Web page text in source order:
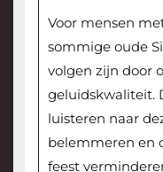
Voor mensen
sommige oude
volgen zijn door
geluidskwaliteit.
luisteren naar
belemmeren en
feest